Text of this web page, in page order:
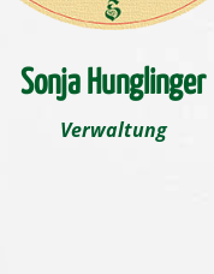
Sonja Hunglinger
Verwaltung